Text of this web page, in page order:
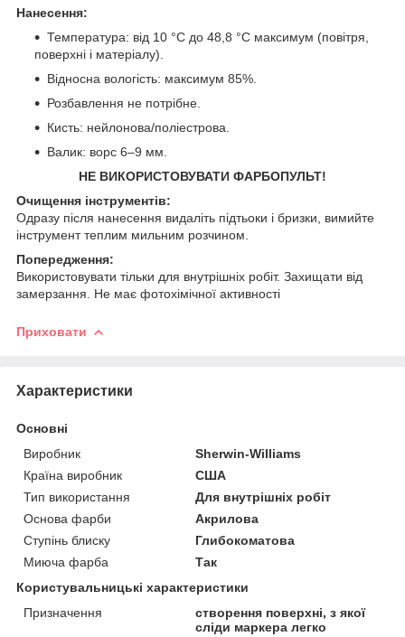
Нанесення:
Температура: від 10 °C до 48,8 °C максимум (повітря,
поверхні і матеріалу).
Відносна вологість: максимум 85%.
Розбавлення не потрібне.
Кисть: нейлонова/поліестрова.
Валик: ворс 6–9 мм.
НЕ ВИКОРИСТОВУВАТИ ФАРБОПУЛЬТ!
Очищення інструментів:
Одразу після нанесення видаліть підтьоки і бризки, вимийте
інструмент теплим мильним розчином.
Попередження:
Використовувати тільки для внутрішніх робіт. Захищати від
замерзання. Не має фотохімічної активності
Приховати
Характеристики
Основні
Виробник
Sherwin-Williams
Країна виробник
США
Тип використання
Для внутрішніх робіт
Основа фарби
Акрилова
Ступінь блиску
Глибокоматова
Миюча фарба
Так
Користувальницькі характеристики
Призначення
створення поверхні, з якої
сліди маркера легко